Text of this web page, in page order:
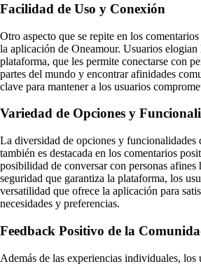
Facilidad de Uso y Conexión
Otro aspecto que se repite en los
la aplicación de Oneamour. Usuarios elogian
plataforma, que les permite conectarse con
partes del mundo y encontrar afinidades
clave para mantener a los usuarios
Variedad de Opciones y
La diversidad de opciones y funcionalidades
también es destacada en los comentarios
posibilidad de conversar con personas afines
seguridad que garantiza la plataforma, los
versatilidad que ofrece la aplicación para
necesidades y preferencias.
Feedback Positivo de la
Además de las experiencias individuales, los